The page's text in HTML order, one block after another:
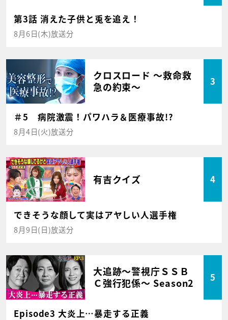
第3話 消えた子供と兎を追え！
8月6日(木)放送分
クロスロード ～救命救
急の約束～
3
＃5 病院激震！パワハラ＆医療事故!?
8月4日(火)放送分
有吉クイズ 4
できそうな顔して実はアヤしい人選手権
8月9日(日)放送分
大追跡～警視庁ＳＳＢ
Ｃ強行犯係～ Season2
5
Episode3 大炎上…暴走する正義